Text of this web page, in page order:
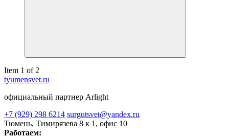
Item 1 of 2
tyumensvet.ru
официальный партнер Arlight
+7 (929) 298 6214 surgutsvet@yandex.ru
Тюмень, Тимирязева 8 к 1, офис 10
Работаем: